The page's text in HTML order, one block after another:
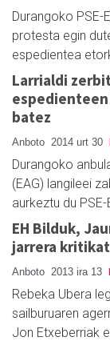
Durangoko PSE-
protesta egin
espedientea
Larrialdi
batez
Anboto 2014 urt 30
Durangoko
(EAG) langileei
aurkeztu du
EH Bilduk,
jarrera
Anboto 2013 ira 13
Rebeka Ubera
sailburuaren
Jon Etxeberriak